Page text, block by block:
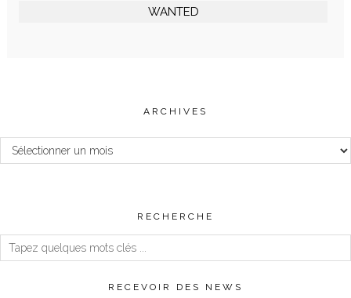
WANTED
ARCHIVES
Archives
RECHERCHE
RECEVOIR DES NEWS